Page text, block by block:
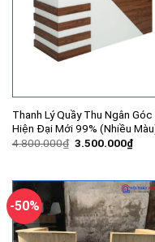
Thanh Lý Quầy Thu Ngân Góc
Hiện Đại Mới 99% (Nhiều
4.800.000₫ Giá
3.500.000₫Giá
hiện
-50%